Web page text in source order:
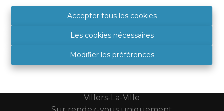
Accepter tous les cookies
Les cookies nécessaires
Modifier les préférences
5081 SAINT DENIS
BE 0849 788 987
Bureau Brabant Wallon
Villers-La-Ville